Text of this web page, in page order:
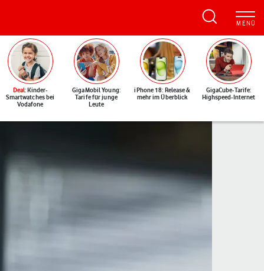
Deal: Kinder-
Smartwatches bei
Vodafone
GigaMobil Young:
Tarife für junge
Leute
iPhone 18: Release &
mehr im Überblick
GigaCube-Tarife:
Highspeed-Internet